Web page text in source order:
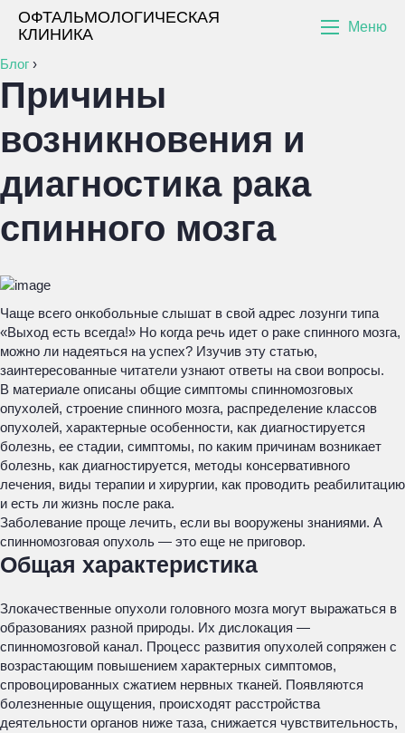
ОФТАЛЬМОЛОГИЧЕСКАЯ
КЛИНИКА
Меню
Блог ›
Причины
возникновения и
диагностика рака
спинного мозга
Чаще всего онкобольные слышат в свой адрес лозунги типа
«Выход есть всегда!» Но когда речь идет о раке спинного мозга,
можно ли надеяться на успех? Изучив эту статью,
заинтересованные читатели узнают ответы на свои вопросы.
В материале описаны общие симптомы спинномозговых
опухолей, строение спинного мозга, распределение классов
опухолей, характерные особенности, как диагностируется
болезнь, ее стадии, симптомы, по каким причинам возникает
болезнь, как диагностируется, методы консервативного
лечения, виды терапии и хирургии, как проводить реабилитацию
и есть ли жизнь после рака.
Заболевание проще лечить, если вы вооружены знаниями. А
спинномозговая опухоль — это еще не приговор.
Общая характеристика
Злокачественные опухоли головного мозга могут выражаться в
образованиях разной природы. Их дислокация —
спинномозговой канал. Процесс развития опухолей сопряжен с
возрастающим повышением характерных симптомов,
спровоцированных сжатием нервных тканей. Появляются
болезненные ощущения, происходят расстройства
деятельности органов ниже таза, снижается чувствительность,